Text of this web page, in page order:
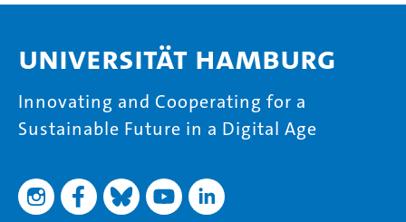
Universität Hamburg
Innovating and Cooperating for a
Sustainable Future in a Digital Age